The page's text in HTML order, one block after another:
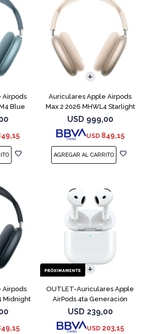
Airpods
Blue
Auriculares Apple Airpods
Max 2 2026 MHWL4 Starlight
USD 999,00
USD 849,15
Airpods
Midnight
OUTLET-Auriculares Apple
AirPods 4ta Generación
MXP63 White
USD 239,00
USD 203,15